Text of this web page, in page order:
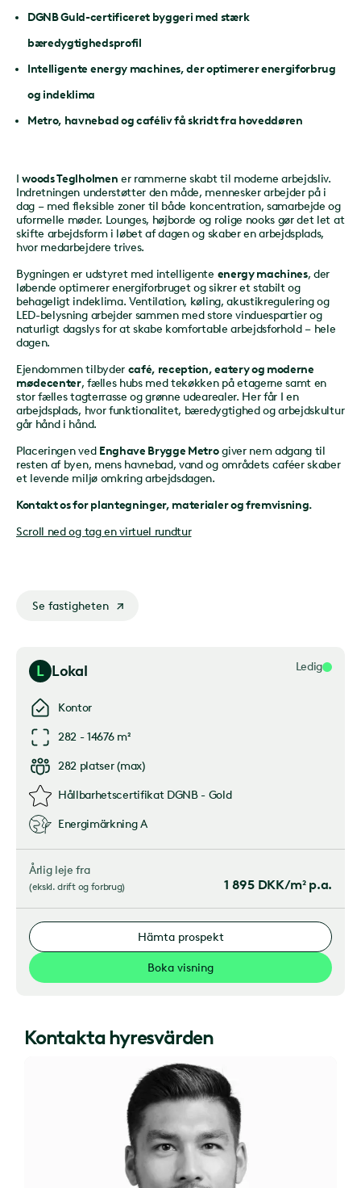
DGNB Guld-certificeret byggeri med stærk
bæredygtighedsprofil
Intelligente energy machines, der optimerer energiforbrug
og indeklima
Metro, havnebad og caféliv få skridt fra hoveddøren
Iwoods Teglholmen er rammerne skabt til moderne arbejdsliv.
Indretningen understøtter den måde, mennesker arbejder på i
dag – med fleksible zoner til både koncentration, samarbejde og
uformelle møder. Lounges, højborde og rolige nooks gør det let at
skifte arbejdsform i løbet af dagen og skaber en arbejdsplads,
hvor medarbejdere trives.
Bygningen er udstyret med intelligente energy machines, der
løbende optimerer energiforbruget og sikrer et stabilt og
behageligt indeklima. Ventilation, køling, akustikregulering og
LED-belysning arbejder sammen med store vinduespartier og
naturligt dagslys for at skabe komfortable arbejdsforhold – hele
dagen.
Ejendommen tilbyder café, reception, eatery og moderne
mødecenter, fælles hubs med tekøkken på etagerne samt en
stor fælles tagterrasse og grønne udearealer. Her får I en
arbejdsplads, hvor funktionalitet, bæredygtighed og arbejdskultur
går hånd i hånd.
Placeringen ved Enghave Brygge Metrogiver nem adgang til
resten af byen, mens havnebad, vand og områdets caféer skaber
et levende miljø omkring arbejdsdagen.
Kontakt os for plantegninger, materialer og fremvisning.
Scroll ned og tag en virtuel rundtur
Se fastigheten
L Lokal Ledig
Kontor
282 - 14676 m²
282 platser(max)
Hållbarhetscertifikat DGNB - Gold
Energimärkning A
Årlig leje fra
(ekskl. drift og forbrug) 1 895 DKK/m² p.a.
Hämta prospekt
Boka visning
Kontakta hyresvärden